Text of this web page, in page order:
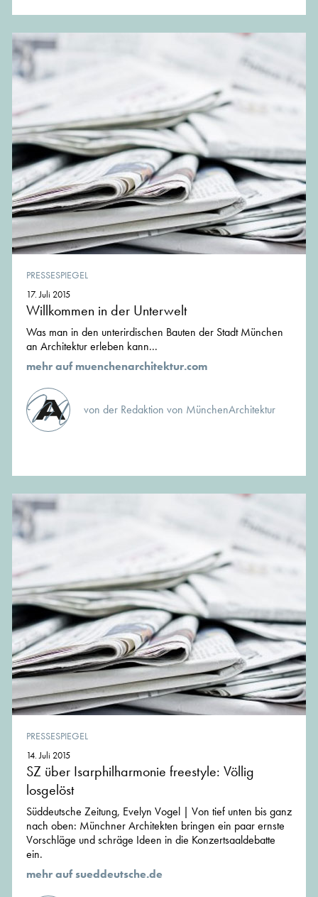
PRESSESPIEGEL
17. Juli 2015
Willkommen in der Unterwelt
Was man in den unterirdischen Bauten der Stadt München
an Architektur erleben kann...
mehr auf muenchenarchitektur.com
von der Redaktion von MünchenArchitektur
PRESSESPIEGEL
14. Juli 2015
SZ über Isarphilharmonie freestyle: Völlig
losgelöst
Süddeutsche Zeitung, Evelyn Vogel | Von tief unten bis ganz
nach oben: Münchner Architekten bringen ein paar ernste
Vorschläge und schräge Ideen in die Konzertsaaldebatte
ein.
mehr auf sueddeutsche.de